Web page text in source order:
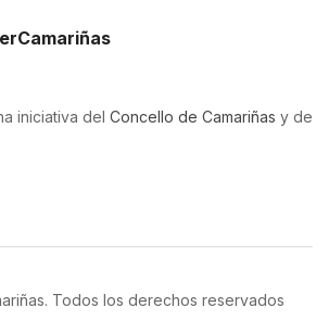
iniciativa del Concello de Camariñas y de
Todos los derechos reservados